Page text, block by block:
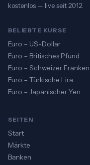
kostenlos — live seit 2012.
BELIEBTE KURSE
Euro – US-Dollar
Euro – Britisches Pfund
Euro – Schweizer Franken
Euro – Türkische Lira
Euro – Japanischer Yen
SEITEN
Start
Märkte
Banken